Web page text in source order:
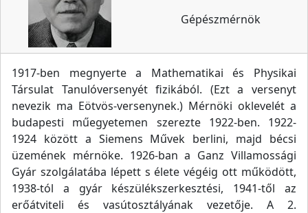
Gépészmérnök
1917-ben megnyerte a Mathematikai és Physikai
Társulat Tanulóversenyét fizikából. (Ezt a versenyt
nevezik ma Eötvös-versenynek.) Mérnöki oklevelét a
budapesti műegyetemen szerezte 1922-ben. 1922-
1924 között a Siemens Művek berlini, majd bécsi
üzemének mérnöke. 1926-ban a Ganz Villamossági
Gyár szolgálatába lépett s élete végéig ott működött,
1938-tól a gyár készülékszerkesztési, 1941-től az
erőátviteli és vasútosztályának vezetője. A 2.